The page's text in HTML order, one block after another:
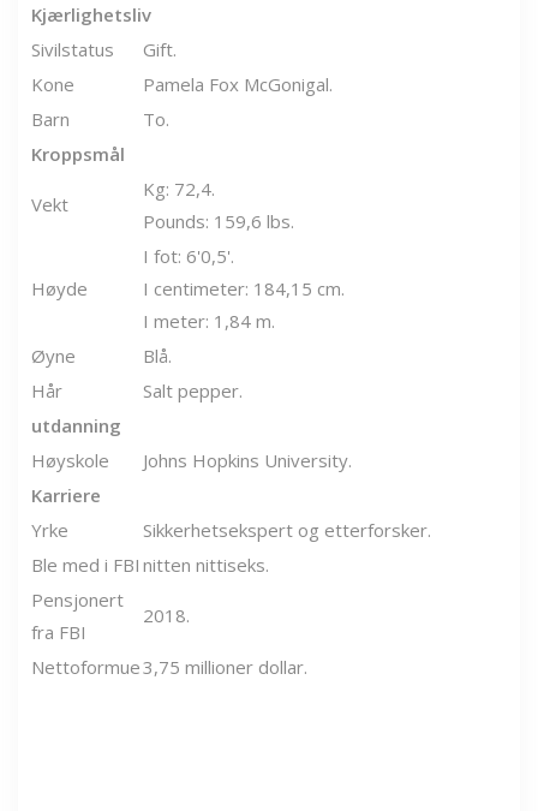
Kjærlighetsliv
Sivilstatus
Gift.
Kone
Pamela Fox McGonigal.
Barn
To.
Kroppsmål
Vekt
Kg: 72,4.
Pounds: 159,6 lbs.
Høyde
I fot: 6'0,5'.
I centimeter: 184,15 cm.
I meter: 1,84 m.
Øyne
Blå.
Hår
Salt pepper.
utdanning
Høyskole
Johns Hopkins University.
Karriere
Yrke
Sikkerhetsekspert og etterforsker.
Ble med i FBI nitten nittiseks.
Pensjonert
fra FBI
2018.
Nettoformue3,75 millioner dollar.